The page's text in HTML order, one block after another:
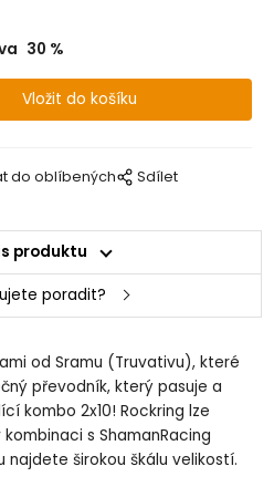
30 %
do oblíbených Sdílet
produktu
poradit?
od Sramu (Truvativu), které
převodník, který pasuje a
kombo 2x10! Rockring lze
s ShamanRacing
najdete širokou škálu velikostí.